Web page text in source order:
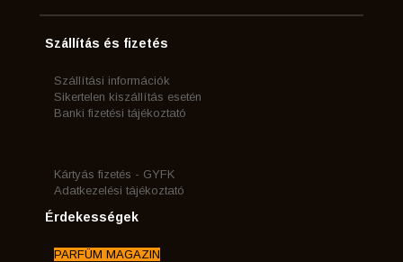
Szállítás és fizetés
Szállítási információk
Sikertelen kiszállítás esetén
Banki fizetési tájékoztató
Kártyás fizetés - GYFK
Adatkezelési tájékoztató
Érdekességek
PARFÜM MAGAZIN